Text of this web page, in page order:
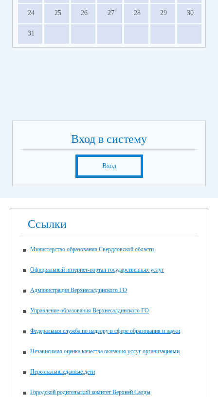
24 25 26 27 28 29 30
31
Вход в систему
Вход
Ссылки
Министерство образования Свердловской области
Официальный интернет-портал государственных услуг
Администрация Верхнесалдинского ГО
Управление образования Верхнесалдинского ГО
Федеральная служба по надзору в сфере образования и науки
Независимая оценка качества оказания услуг организациями
Персональныеданные.дети
Городской родительский комитет Верхней Салды